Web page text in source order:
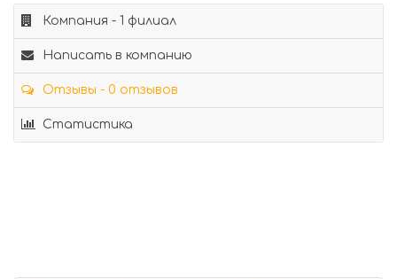
Компания - 1 филиал
Написать в компанию
Отзывы - 0 отзывов
Статистика